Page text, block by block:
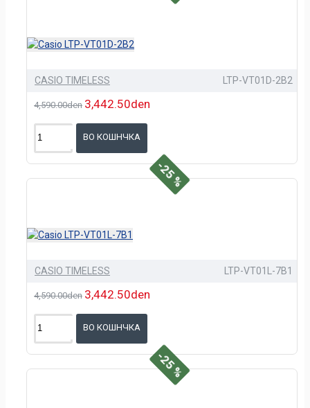
CASIO TIMELESS LTP-VT01D-2B2
4,590.00den 3,442.50den
ВО КОШНЧКА
-25 %
CASIO TIMELESS LTP-VT01L-7B1
4,590.00den 3,442.50den
ВО КОШНЧКА
-25 %